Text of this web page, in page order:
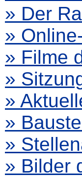
» Der
»
» Filme
»
»
»
»
» Bilder